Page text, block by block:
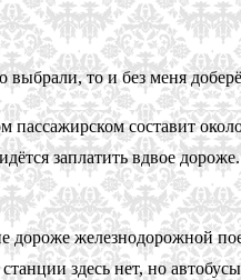
выбрали, то и без меня
составит
заплатить вдвое
дороже железнодорожной
здесь нет, но